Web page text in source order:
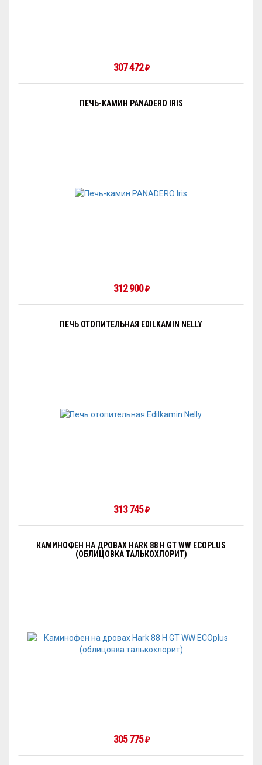
307 472 ₽
ПЕЧЬ-КАМИН PANADERO IRIS
312 900 ₽
ПЕЧЬ ОТОПИТЕЛЬНАЯ EDILKAMIN NELLY
313 745 ₽
КАМИНОФЕН НА ДРОВАХ HARK 88 H GT WW ECOPLUS
(ОБЛИЦОВКА ТАЛЬКОХЛОРИТ)
305 775 ₽